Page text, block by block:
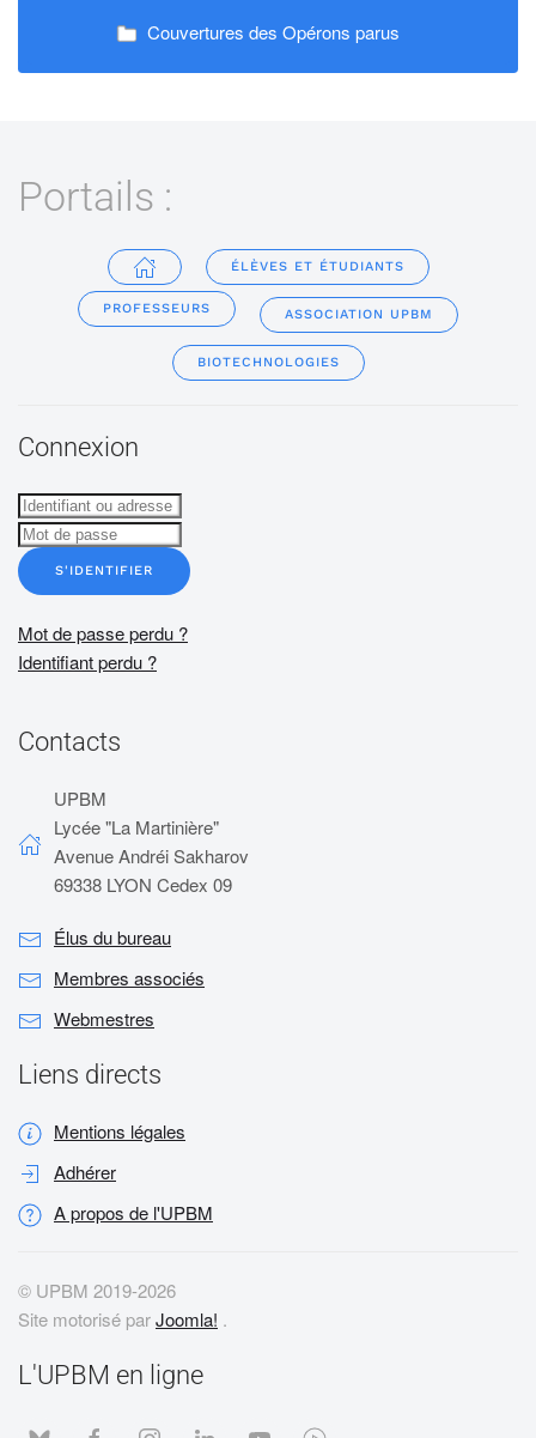
Couvertures des Opérons parus
Portails :
ÉLÈVES ET ÉTUDIANTS
PROFESSEURS ASSOCIATION UPBM
BIOTECHNOLOGIES
Connexion
S'IDENTIFIER
Mot de passe perdu ?
Identifiant perdu ?
Contacts
UPBM
Lycée "La Martinière"
Avenue Andréi Sakharov
69338 LYON Cedex 09
Élus du bureau
Membres associés
Webmestres
Liens directs
Mentions légales
Adhérer
A propos de l'UPBM
© UPBM 2019-2026
Site motorisé parJoomla! .
L'UPBM en ligne